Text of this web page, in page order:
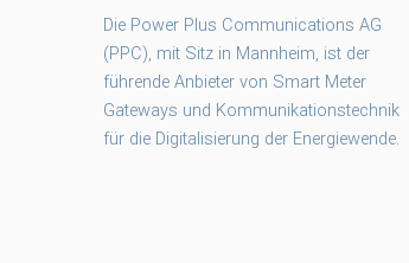
Die Power Plus Communications AG
(PPC), mit Sitz in Mannheim, ist der
führende Anbieter von Smart Meter
Gateways und Kommunikationstechnik
für die Digitalisierung der Energiewende.